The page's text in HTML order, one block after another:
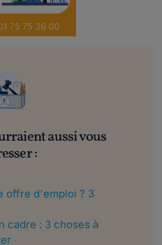
aussi vous
:
offre d'emploi ? 3
cadre : 3 choses à